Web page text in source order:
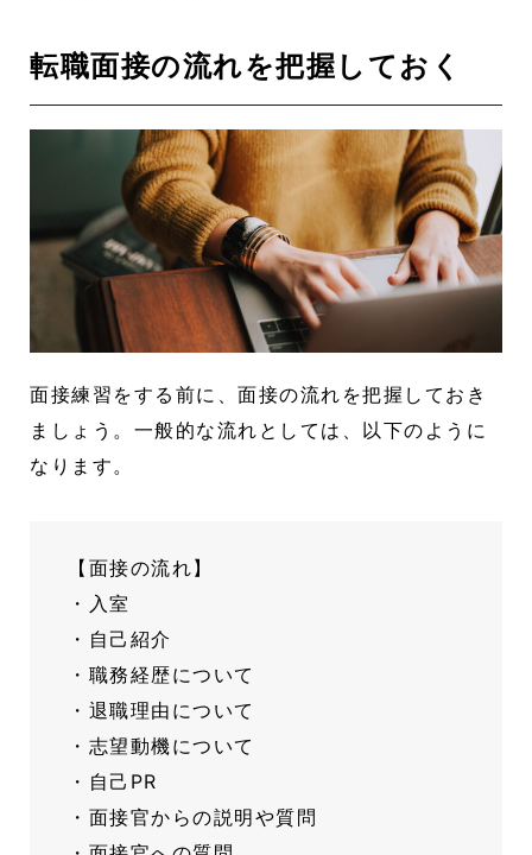
転職面接の流れを把握しておく
面接練習をする前に、面接の流れを把握しておき
ましょう。一般的な流れとしては、以下のように
なります。
【面接の流れ】
・入室
・自己紹介
・職務経歴について
・退職理由について
・志望動機について
・自己PR
・面接官からの説明や質問